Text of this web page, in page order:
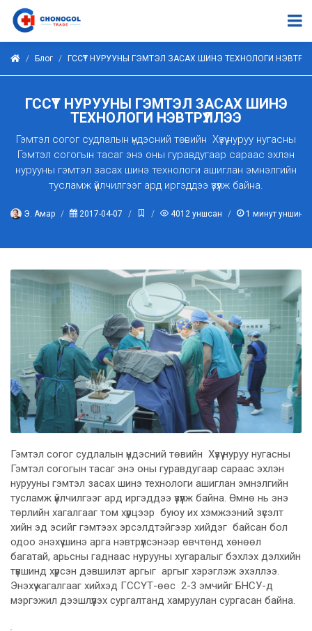
Блог ГССҮТ НУРУУНЫ ГЭМТЭЛ ЗАСАХ ШИНЭ ТЕХНОЛОГИ
ГССҮТ НУРУУНЫ ГЭМТЭЛ ЗАСАХ ШИНЭ
ТЕХНОЛОГИ НЭВТРҮҮЛЛЭЭ
Гэмтэл согог судлалын үндэсний төвийн Хүзүү нуруу нугасны
Гэмтэл согогын тасаг энэ оны гуравдугаар сараас эхлэн
нурууны гэмтэл засах шинэ технологи ашиглан эмнэлгийн
тусламж үйлчилгээг ард иргэддээ үзүүүлж байна.
Э. Амар 2017-04-07 4012 уншсан 1 минут уншина
Гэмтэл согог судлалын үндэсний төвийн Хүзүү нуруу нугасны
Гэмтэл согогын тасаг энэ оны гуравдугаар сараас эхлэн
нурууны гэмтэл засах шинэ технологи ашиглан эмнэлгийн
тусламж үйлчилгээг ард иргэддээ үзүүүлж байна. Өмнө нь энэ
төрлийн хагалгааг том хүрцээр буюу их хэмжээний зүсэлт
хийн эд эсийг гэмтээх эрсэлдтэйгээр хийдэг байсан бол
одоо энэхүү шинэ арга нэвтрүүлсэнээр өвчтөнд хөнөөл
багатай, арьсны гаднаас нурууны хугаралыг бэхлэх дэлхийн
түвшинд хүрсэн дэвшилэт аргыг аргыг хэрэглэж эхэллээ.
Энэхүү хагалгааг хийхэд ГССҮТ-өөс 2-3 эмчийг БНСУ-д
мэргэжил дээшлүүлэх сургалтанд хамруулан сургасан байна.